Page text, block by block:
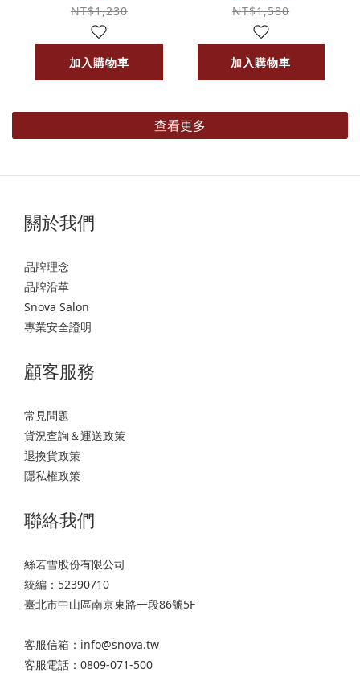
NT$1,230
加入購物車
NT$1,580
加入購物車
查看更多
關於我們
品牌理念
品牌沿革
Snova Salon
專業安全證明
顧客服務
常見問題
貨況查詢＆運送政策
退換貨政策
隱私權政策
聯絡我們
絲若雪股份有限公司
統編：52390710
臺北市中山區南京東路一段86號5F
客服信箱：info@snova.tw
客服電話：0809-071-500